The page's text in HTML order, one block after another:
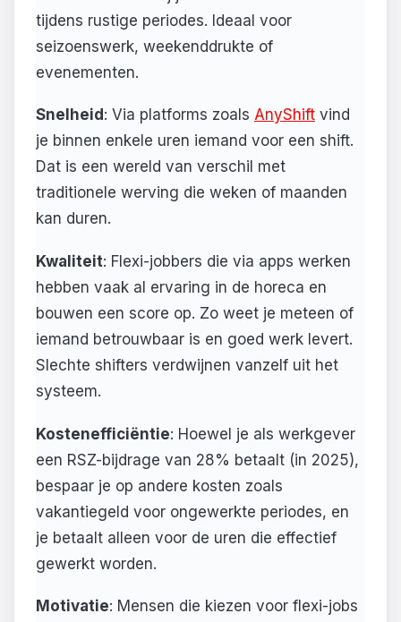
tijdens rustige periodes. Ideaal voor
seizoenswerk, weekenddrukte of
evenementen.
Snelheid : Via platforms zoals AnyShift vind
je binnen enkele uren iemand voor een shift.
Dat is een wereld van verschil met
traditionele werving die weken of maanden
kan duren.
Kwaliteit: Flexi-jobbers die via apps werken
hebben vaak al ervaring in de horeca en
bouwen een score op. Zo weet je meteen of
iemand betrouwbaar is en goed werk levert.
Slechte shifters verdwijnen vanzelf uit het
systeem.
Kostenefficiëntie: Hoewel je als werkgever
een RSZ-bijdrage van 28% betaalt (in 2025),
bespaar je op andere kosten zoals
vakantiegeld voor ongewerkte periodes, en
je betaalt alleen voor de uren die effectief
gewerkt worden.
Motivatie: Mensen die kiezen voor flexi-jobs